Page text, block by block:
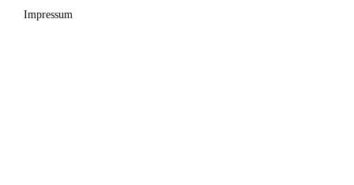
Impressum